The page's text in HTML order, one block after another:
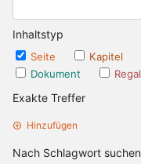
Inhaltstyp
Seite
Kapitel
Dokument
Regal
Exakte Treffer
Hinzufügen
Nach Schlagwort suchen